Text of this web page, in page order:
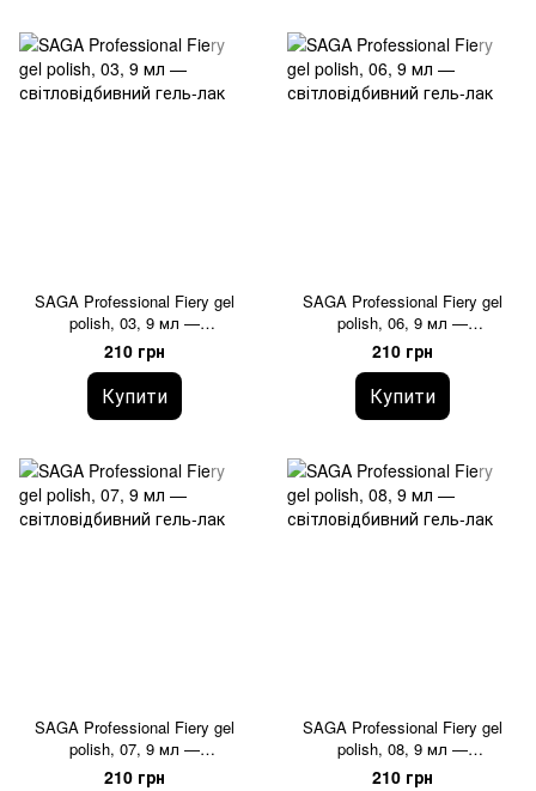
SAGA Professional Fiery gel
polish, 03, 9 мл —
світловідбивний гель-лак
210 грн
Купити
SAGA Professional Fiery gel
polish, 06, 9 мл —
світловідбивний гель-лак
210 грн
Купити
SAGA Professional Fiery gel
polish, 07, 9 мл —
світловідбивний гель-лак
210 грн
SAGA Professional Fiery gel
polish, 08, 9 мл —
світловідбивний гель-лак
210 грн